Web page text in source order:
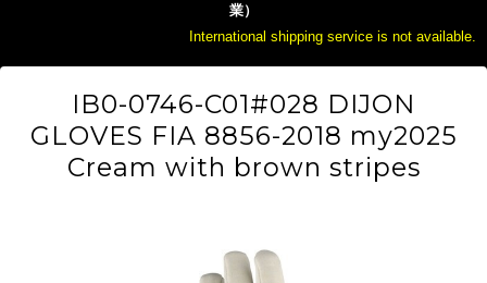
業）
International shipping service is not available.
IB0-0746-C01#028 DIJON
GLOVES FIA 8856-2018 my2025
Cream with brown stripes